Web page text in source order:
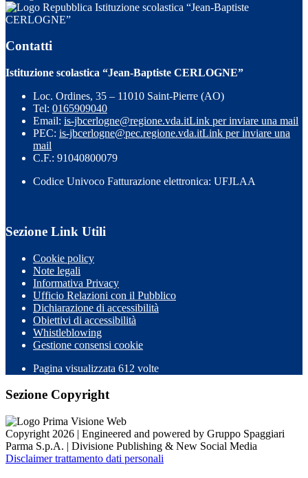
Istituzione scolastica “Jean-Baptiste
CERLOGNE”
Contatti
Istituzione scolastica “Jean-Baptiste CERLOGNE”
Loc. Ordines, 35 – 11010 Saint-Pierre (AO)
Tel: 0165909040
Email: is-jbcerlogne@regione.vda.itLink per inviare una mail
PEC: is-jbcerlogne@pec.regione.vda.itLink per inviare una
mail
C.F.: 91040800079
Codice Univoco Fatturazione elettronica: UFJLAA
Sezione Link Utili
Cookie policy
Note legali
Informativa Privacy
Ufficio Relazioni con il Pubblico
Dichiarazione di accessibilità
Obiettivi di accessibilità
Whistleblowing
Gestione consensi cookie
Pagina visualizzata 612 volte
Sezione Copyright
Copyright 2026 | Engineered and powered by Gruppo Spaggiari
Parma S.p.A. | Divisione Publishing & New Social Media
Disclaimer trattamento dati personali